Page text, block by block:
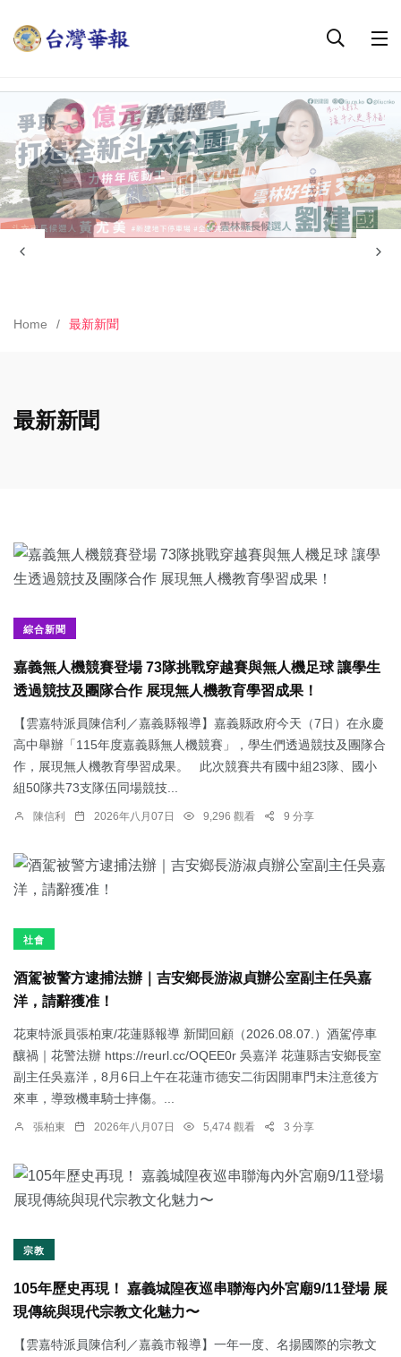
Home 最新新聞
最新新聞
綜合新聞
嘉義無人機競賽登場 73隊挑戰穿越賽與無人機足球 讓學生
透過競技及團隊合作 展現無人機教育學習成果！
【雲嘉特派員陳信利／嘉義縣報導】嘉義縣政府今天（7日）在永慶
高中舉辦「115年度嘉義縣無人機競賽」，學生們透過競技及團隊合
作，展現無人機教育學習成果。 此次競賽共有國中組23隊、國小
組50隊共73支隊伍同場競技...
陳信利 2026年八月07日 9,296 觀看 9 分享
社會
酒駕被警方逮捕法辦｜吉安鄉長游淑貞辦公室副主任吳嘉
洋，請辭獲准！
花東特派員張柏東/花蓮縣報導 新聞回顧（2026.08.07.）酒駕停車
釀禍｜花警法辦 https://reurl.cc/OQEE0r 吳嘉洋 花蓮縣吉安鄉長室
副主任吳嘉洋，8月6日上午在花蓮市德安二街因開車門未注意後方
來車，導致機車騎士摔傷。...
張柏東 2026年八月07日 5,474 觀看 3 分享
宗教
105年歷史再現！ 嘉義城隍夜巡串聯海內外宮廟9/11登場 展
現傳統與現代宗教文化魅力〜
【雲嘉特派員陳信利／嘉義市報導】一年一度、名揚國際的宗教文